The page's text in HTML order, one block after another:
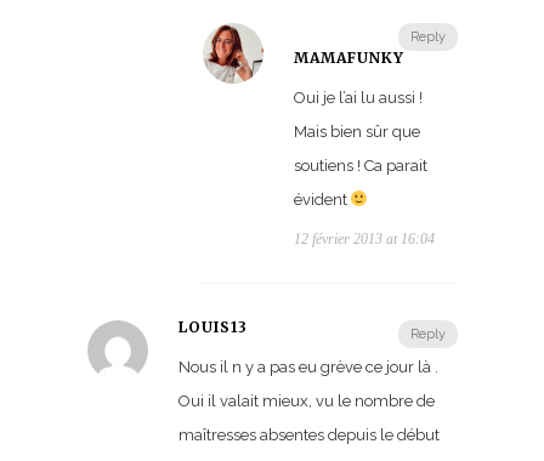
Reply
MAMAFUNKY
Oui je l’ai lu aussi !
Mais bien sûr que
soutiens ! Ca parait
évident
12 février 2013 at 16:04
Reply
LOUIS13
Nous il n y a pas eu grève ce jour là .
Oui il valait mieux, vu le nombre de
maîtresses absentes depuis le début